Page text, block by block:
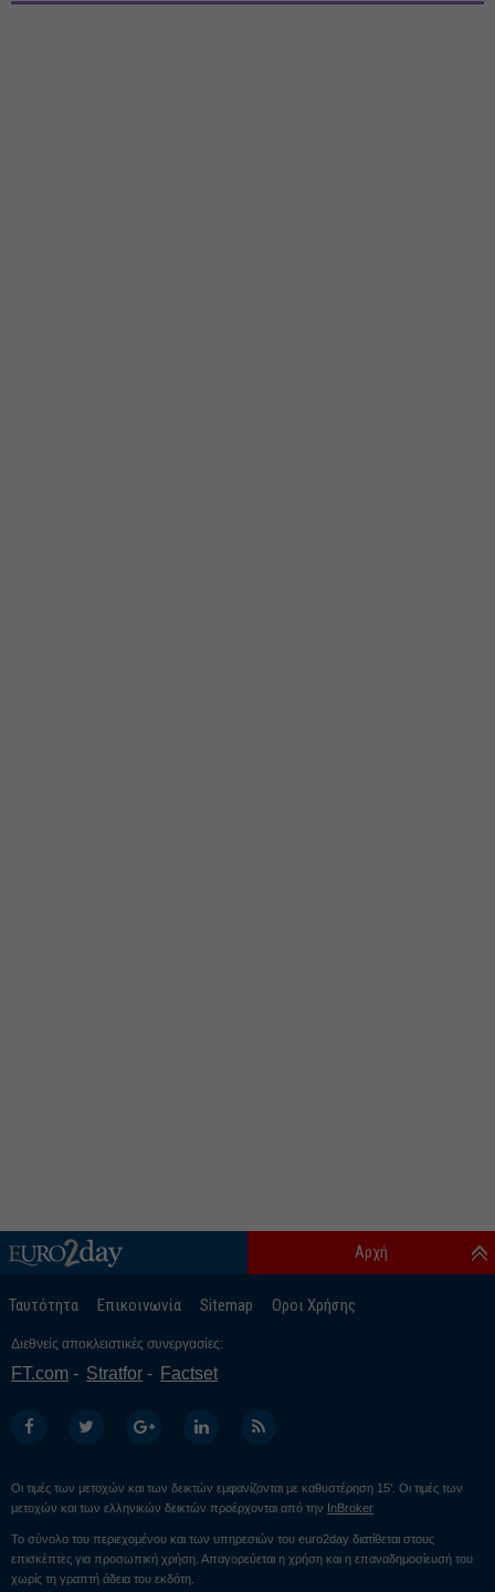
Ταυτότητα Επικοινωνία Sitemap Οροι Χρήσης
Αρχή
Διεθνείς αποκλειστικές συνεργασίες:
FT.com Stratfor Factset
Οι τιμές των μετοχών και των δεικτών εμφανίζονται με καθυστέρηση 15’. Οι τιμές των
μετοχών και των ελληνικών δεικτών προέρχονται από την InBroker
Το σύνολο του περιεχομένου και των υπηρεσιών του euro2day διατίθεται στους
επισκέπτες για προσωπική χρήση. Απαγορεύεται η χρήση και η επαναδημοσίευσή του
χωρίς τη γραπτή άδεια του εκδότη.